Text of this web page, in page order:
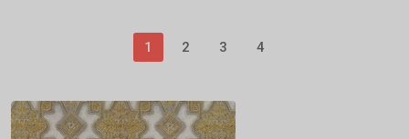
1 2 3 4